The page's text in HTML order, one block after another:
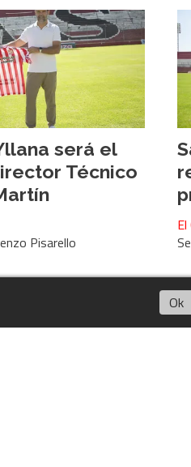
será el
Técnico
Pisarello
El
Ok